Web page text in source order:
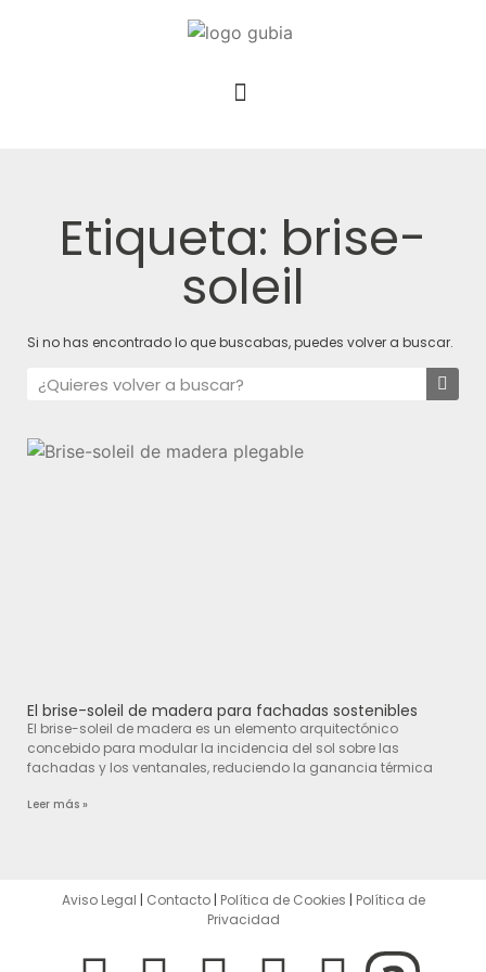
Etiqueta: brise-
soleil
Si no has encontrado lo que buscabas, puedes volver a buscar.
El brise-soleil de madera para fachadas sostenibles
El brise-soleil de madera es un elemento arquitectónico
concebido para modular la incidencia del sol sobre las
fachadas y los ventanales, reduciendo la ganancia térmica
Leer más »
Aviso Legal | Contacto| Política de Cookies | Política de
Privacidad